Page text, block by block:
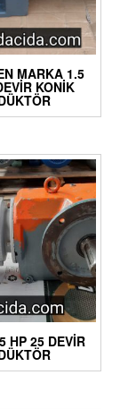
MARKA 1.5
KONIK
HP 25 DEVIR